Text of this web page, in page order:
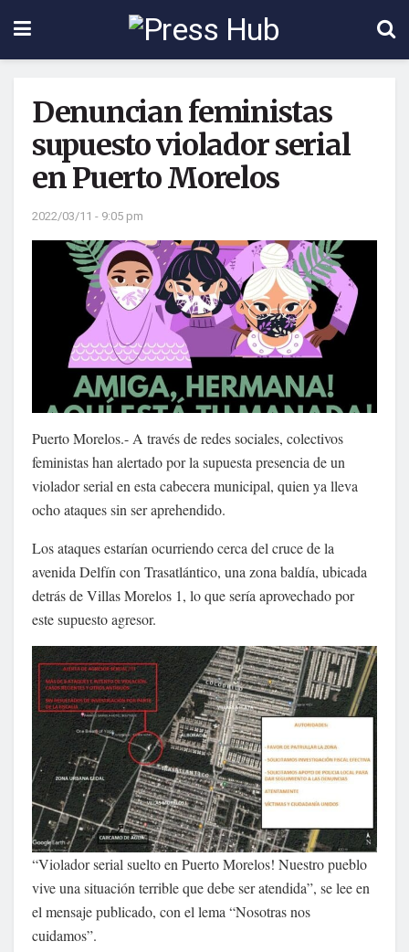
Denuncian feministas
supuesto violador serial
en Puerto Morelos
2022/03/11 - 9:05 pm
Puerto Morelos.- A través de redes sociales, colectivos
feministas han alertado por la supuesta presencia de un
violador serial en esta cabecera municipal, quien ya lleva
ocho ataques sin ser aprehendido.
Los ataques estarían ocurriendo cerca del cruce de la
avenida Delfín con Trasatlántico, una zona baldía, ubicada
detrás de Villas Morelos 1, lo que sería aprovechado por
este supuesto agresor.
“Violador serial suelto en Puerto Morelos! Nuestro pueblo
vive una situación terrible que debe ser atendida”, se lee en
el mensaje publicado, con el lema “Nosotras nos
cuidamos”.